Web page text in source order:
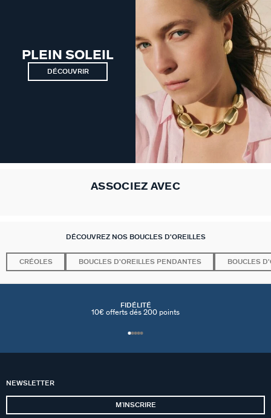
PLEIN SOLEIL
DÉCOUVRIR
ASSOCIEZ AVEC
DÉCOUVREZ NOS BOUCLES D'OREILLES
CRÉOLES BOUCLES D'OREILLES PENDANTES BOUCLES
FIDÉLITÉ
10€ offerts dés 200 points
NEWSLETTER
MʼINSCRIRE